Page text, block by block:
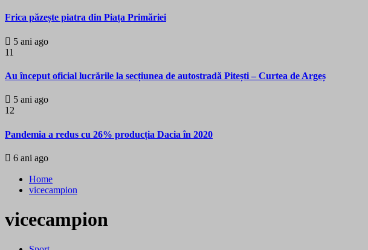
Frica păzește piatra din Piața Primăriei
5 ani ago
11
Au început oficial lucrările la secțiunea de autostradă Pitești – Curtea de Argeș
5 ani ago
12
Pandemia a redus cu 26% producția Dacia în 2020
6 ani ago
Home
vicecampion
vicecampion